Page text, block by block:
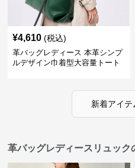
¥4,610 (税込)
革バッグレディース 本革シンプ
ルデザイン巾着型大容量トート
新着アイ
革バッグレディースリュック